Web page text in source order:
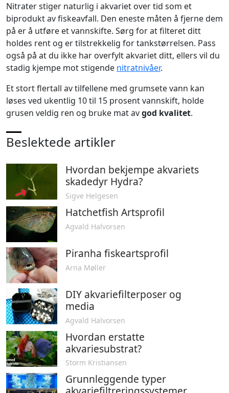
Nitrater stiger naturlig i akvariet over tid som et
biprodukt av fiskeavfall. Den eneste måten å fjerne dem
på er å utføre et vannskifte. Sørg for at filteret ditt
holdes rent og er tilstrekkelig for tankstørrelsen. Pass
også på at du ikke har overfylt akvariet ditt, ellers vil du
stadig kjempe mot stigende nitratnivåer.
Et stort flertall av tilfellene med grumsete vann kan
løses ved ukentlig 10 til 15 prosent vannskift, holde
grusen veldig ren og bruke mat avgod kvalitet.
Beslektede artikler
Hvordan bekjempe akvariets
skadedyr Hydra?
Sigve Helgesen
Hatchetfish Artsprofil
Agvald Halvorsen
Piranha fiskeartsprofil
Arna Møller
DIY akvariefilterposer og
media
Agvald Halvorsen
Hvordan erstatte
akvariesubstrat?
Storm Kristiansen
Grunnleggende typer